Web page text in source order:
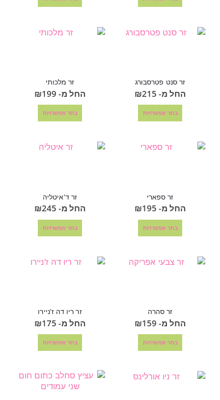
זר סנט פטרסבורג
החל מ- ₪215
בחר אפשרויות
זר מלכותי
החל מ- ₪199
בחר אפשרויות
זר ספארי
החל מ- ₪195
בחר אפשרויות
זר ד'איטליה
החל מ- ₪245
בחר אפשרויות
זר סהרה
החל מ- ₪159
בחר אפשרויות
זר ריו דה ז'ניירו
החל מ- ₪175
בחר אפשרויות